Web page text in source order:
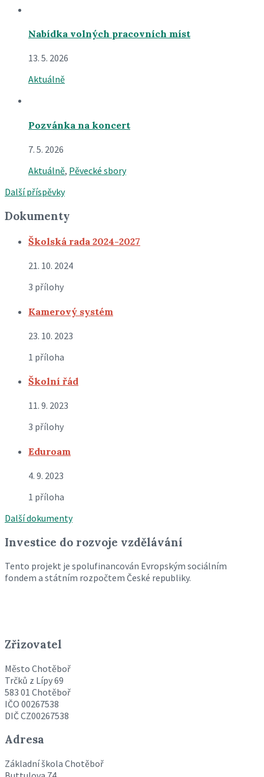
Nabídka volných pracovních míst
13. 5. 2026
Aktuálně
Pozvánka na koncert
7. 5. 2026
Aktuálně, Pěvecké sbory
Další příspěvky
Dokumenty
Školská rada 2024-2027
21. 10. 2024
3 přílohy
Kamerový systém
23. 10. 2023
1 příloha
Školní řád
11. 9. 2023
3 přílohy
Eduroam
4. 9. 2023
1 příloha
Další dokumenty
Investice do rozvoje vzdělávání
Tento projekt je spolufinancován Evropským sociálním
fondem a státním rozpočtem České republiky.
Zřizovatel
Město Chotěboř
Trčků z Lípy 69
583 01 Chotěboř
IČO 00267538
DIČ CZ00267538
Adresa
Základní škola Chotěboř